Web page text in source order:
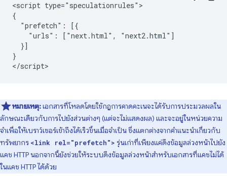
<script type="speculationrules">
{
  "prefetch": [{
    "urls": ["next.html", "next2.html"]
  }]
}
หมายเหตุ:เอกสารที่โหลดโดยใช้กฎการคาดคะเนจะได้รับการประมวลผลใน
ลักษณะเดียวกับการไปยังส่วนต่างๆ (แต่จะไม่แสดงผล) และจะอยู่ในหน่วยความ
จำเพื่อให้เบราว์เซอร์เข้าถึงได้เร็วขึ้นเมื่อจำเป็น ซึ่งแตกต่างจากคำแนะนำเกี่ยวกับ
ทรัพยากร <link rel="prefetch"> รุ่นเก่าที่เพียงแค่ดึงข้อมูลล่วงหน้าไปยัง
แคช HTTP นอกจากนี้ยังช่วยให้ระบบดึงข้อมูลล่วงหน้าสำหรับเอกสารที่แคชไม่ได้
ในแคช HTTP ได้ด้วย